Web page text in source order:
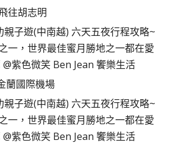
往胡志明
蘭國際機場